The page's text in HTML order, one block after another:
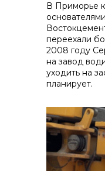
В Приморье
переехали
2008 году
на завод
уходить на
планирует.